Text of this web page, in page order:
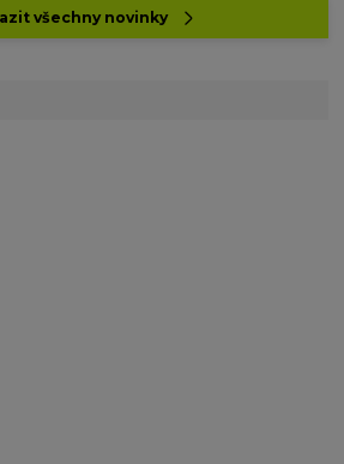
všechny novinky